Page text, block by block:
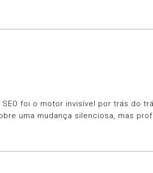
SEO foi o motor invisível por trás do
uma mudança silenciosa, mas